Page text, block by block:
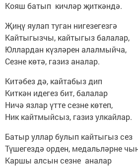
Кояш батып кичләр җиткәндә.
Җиңү яулап туган нигезегезгә
Кайтыгызчы, кайтыгыз балалар,
Юллардан күзләрен алалмыйча,
Сезне көтә, газиз аналар.
Китәбез дә, кайтабыз дип
Киткән идегез бит, балалар
Ничә язлар үтте сезне көтеп,
Ник кайтмыйсыз, газиз улкайлар.
Батыр уллар булып кайтыгыз сез
Түшегездә орден, медальләрне
Каршы алсын сезне аналар